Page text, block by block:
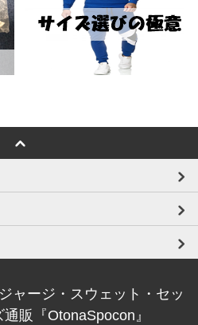
ャージ・スウェット・セッ
販『OtonaSpocon』